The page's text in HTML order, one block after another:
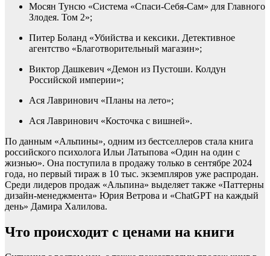
Мосян Тунсю «Система «Спаси-Себя-Сам» для Главного
Злодея. Том 2»;
Питер Боланд «Убийства и кексики. Детективное
агентство «Благотворительный магазин»;
Виктор Дашкевич «Демон из Пустоши. Колдун
Российской империи»;
Ася Лавринович «Планы на лето»;
Ася Лавринович «Косточка с вишней».
По данным «Альпины», одним из бестселлеров стала книга
российского психолога Ильи Латыпова «Один на один с
жизнью». Она поступила в продажу только в сентябре 2024
года, но первый тираж в 10 тыс. экземпляров уже распродан.
Среди лидеров продаж «Альпина» выделяет также «Паттерны
дизайн-менеджмента» Юрия Ветрова и «ChatGPT на каждый
день» Дамира Халилова.
Что происходит с ценами на книги